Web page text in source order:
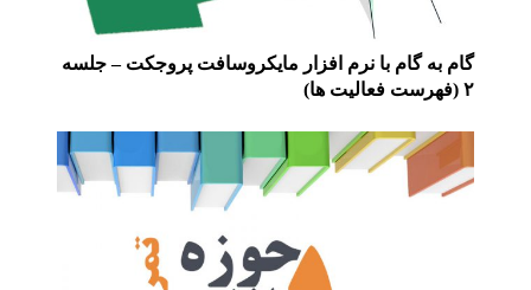
گام به گام با نرم افزار مایکروسافت پروجکت – جلسه
۲ (فهرست فعالیت ها)